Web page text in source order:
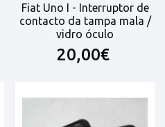
Fiat Uno I - Interruptor de
contacto da tampa mala /
vidro óculo
20,00€